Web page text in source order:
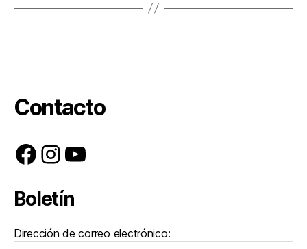
Contacto
Facebook
Instagram
YouTube
Boletín
Dirección de correo electrónico: